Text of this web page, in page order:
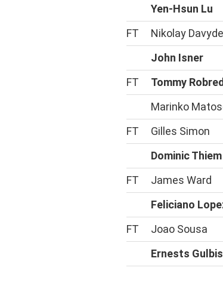
Yen-Hsun Lu
FT
Nikolay
John Isner
FT
Tommy
Marinko
FT
Gilles Simon
Dominic Thiem
FT
James Ward
Feliciano
FT
Joao Sousa
Ernests Gulbis